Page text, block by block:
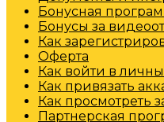
Бонусная
Бонусы за
Как
Оферта
Как войти в
Как привязать
Как просмотреть
Партнерская